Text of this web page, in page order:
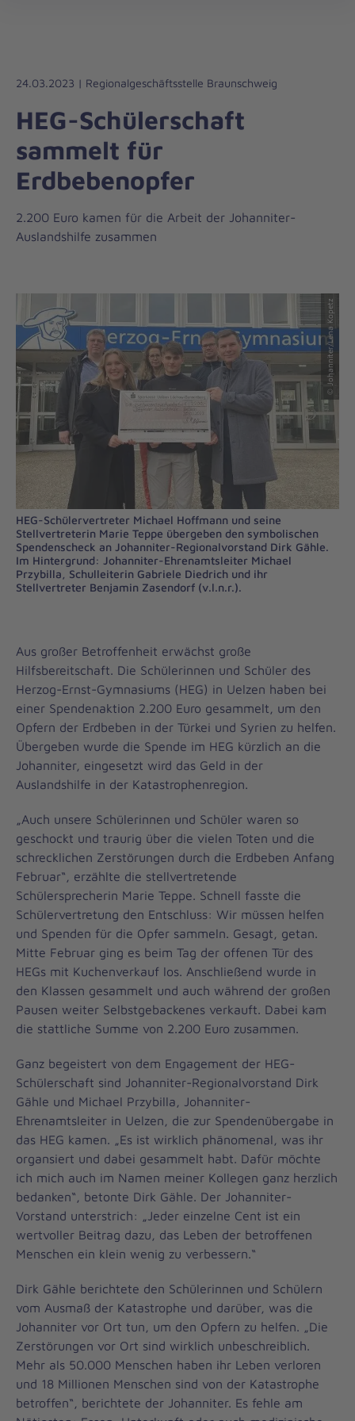
Liebe
Leben
24.03.2023 | Regionalgeschäftsstelle Braunschweig
HEG-Schülerschaft
sammelt für
Erdbebenopfer
2.200 Euro kamen für die Arbeit der Johanniter-
Auslandshilfe zusammen
© Johanniter/Lena Kopetz
HEG-Schülervertreter Michael Hoffmann und seine
Stellvertreterin Marie Teppe übergeben den symbolischen
Spendenscheck an Johanniter-Regionalvorstand Dirk Gähle.
Im Hintergrund: Johanniter-Ehrenamtsleiter Michael
Przybilla, Schulleiterin Gabriele Diedrich und ihr
Stellvertreter Benjamin Zasendorf (v.l.n.r.).
Aus großer Betroffenheit erwächst große
Hilfsbereitschaft. Die Schülerinnen und Schüler des
Herzog-Ernst-Gymnasiums (HEG) in Uelzen haben bei
einer Spendenaktion 2.200 Euro gesammelt, um den
Opfern der Erdbeben in der Türkei und Syrien zu helfen.
Übergeben wurde die Spende im HEG kürzlich an die
Johanniter, eingesetzt wird das Geld in der
Auslandshilfe in der Katastrophenregion.
„Auch unsere Schülerinnen und Schüler waren so
geschockt und traurig über die vielen Toten und die
schrecklichen Zerstörungen durch die Erdbeben Anfang
Februar“, erzählte die stellvertretende
Schülersprecherin Marie Teppe. Schnell fasste die
Schülervertretung den Entschluss: Wir müssen helfen
und Spenden für die Opfer sammeln. Gesagt, getan.
Mitte Februar ging es beim Tag der offenen Tür des
HEGs mit Kuchenverkauf los. Anschließend wurde in
den Klassen gesammelt und auch während der großen
Pausen weiter Selbstgebackenes verkauft. Dabei kam
die stattliche Summe von 2.200 Euro zusammen.
Ganz begeistert von dem Engagement der HEG-
Schülerschaft sind Johanniter-Regionalvorstand Dirk
Gähle und Michael Przybilla, Johanniter-
Ehrenamtsleiter in Uelzen, die zur Spendenübergabe in
das HEG kamen. „Es ist wirklich phänomenal, was ihr
organsiert und dabei gesammelt habt. Dafür möchte
ich mich auch im Namen meiner Kollegen ganz herzlich
bedanken“, betonte Dirk Gähle. Der Johanniter-
Vorstand unterstrich: „Jeder einzelne Cent ist ein
wertvoller Beitrag dazu, das Leben der betroffenen
Menschen ein klein wenig zu verbessern.“
Dirk Gähle berichtete den Schülerinnen und Schülern
vom Ausmaß der Katastrophe und darüber, was die
Johanniter vor Ort tun, um den Opfern zu helfen. „Die
Zerstörungen vor Ort sind wirklich unbeschreiblich.
Mehr als 50.000 Menschen haben ihr Leben verloren
und 18 Millionen Menschen sind von der Katastrophe
betroffen“, berichtete der Johanniter. Es fehle am